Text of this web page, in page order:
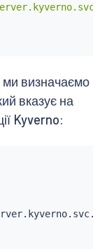
ми визначаємо
вказує на
Kyverno: